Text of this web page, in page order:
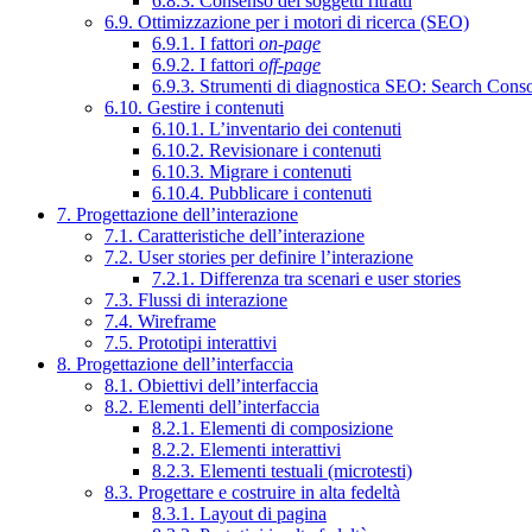
6.9. Ottimizzazione per i motori di ricerca (SEO)
6.9.1. I fattori on-page
6.9.2. I fattori off-page
6.9.3. Strumenti di diagnostica SEO: Search
6.10. Gestire i contenuti
6.10.1. L’inventario dei contenuti
6.10.2. Revisionare i contenuti
6.10.3. Migrare i contenuti
6.10.4. Pubblicare i contenuti
7. Progettazione dell’interazione
7.1. Caratteristiche dell’interazione
7.2. User stories per definire l’interazione
7.2.1. Differenza tra scenari e user stories
7.3. Flussi di interazione
7.4. Wireframe
7.5. Prototipi interattivi
8. Progettazione dell’interfaccia
8.1. Obiettivi dell’interfaccia
8.2. Elementi dell’interfaccia
8.2.1. Elementi di composizione
8.2.2. Elementi interattivi
8.2.3. Elementi testuali (microtesti)
8.3. Progettare e costruire in alta fedeltà
8.3.1. Layout di pagina